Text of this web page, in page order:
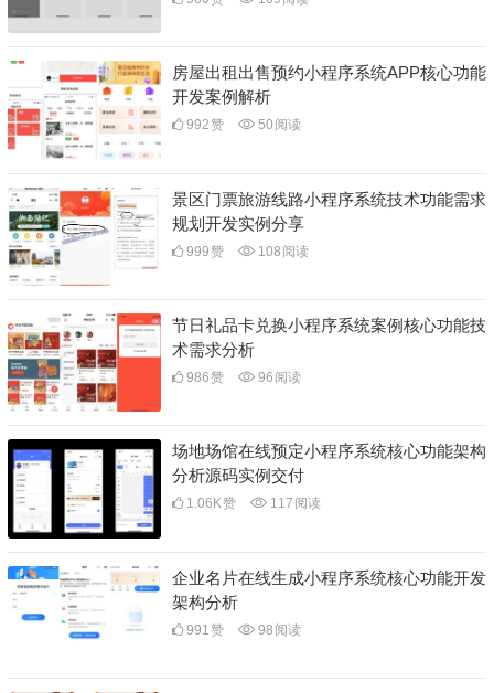
房屋出租出售预约小程序系统APP核心功能
开发案例解析
992赞 50 阅读
景区门票旅游线路小程序系统技术功能需求
规划开发实例分享
999赞 108 阅读
节日礼品卡兑换小程序系统案例核心功能技
术需求分析
986赞 96 阅读
场地场馆在线预定小程序系统核心功能架构
分析源码实例交付
1.06K赞 117 阅读
企业名片在线生成小程序系统核心功能开发
架构分析
991赞 98 阅读